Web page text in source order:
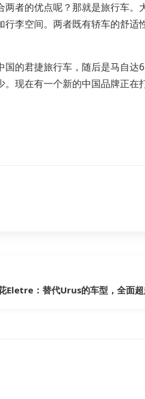
者的优点呢？那就是旅行车。
李空间。两者既有轿车的舒适
的君捷旅行车，随后是马自达
现在有一个新的中国品牌正在
Eletre：替代Urus的车型，全面